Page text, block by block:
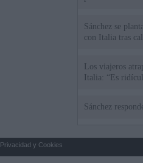
Sánchez se
con Italia tras
Los viajeros
Italia: “Es
Sánchez
Privacidad y Cookies